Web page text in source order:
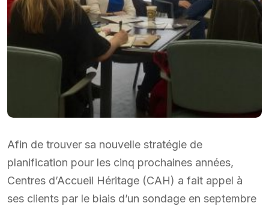
Afin de trouver sa nouvelle stratégie de
planification pour les cinq prochaines années,
Centres d’Accueil Héritage (CAH) a fait appel à
ses clients par le biais d’un sondage en septembre